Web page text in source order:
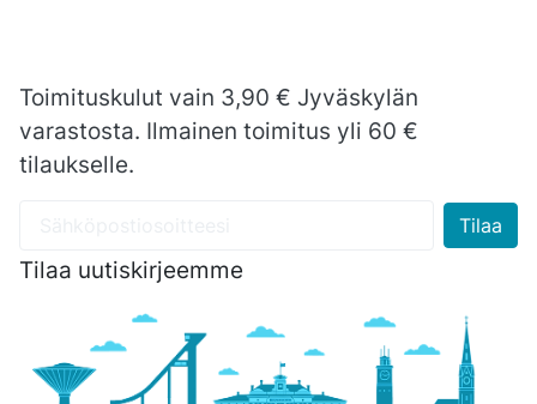
Toimituskulut vain 3,90 € Jyväskylän
varastosta. Ilmainen toimitus yli 60 €
tilaukselle.
Tilaa uutiskirjeemme